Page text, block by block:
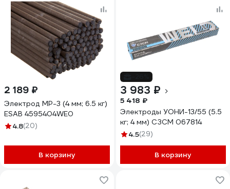
2 189 ₽
Электрод МР-3 (4 мм; 6.5 кг)
ESAB 4595404WE0
4.8(20)
В корзину
3 983 ₽
5 418 ₽
Электроды УОНИ-13/55 (5.5
кг; 4 мм) СЗСМ 067814
4.5(29)
В корзину